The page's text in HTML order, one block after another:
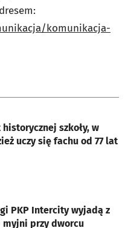
komunikacja-
szkoły, w
uczy się fachu od 77 lat
PKP Intercity wyjadą z
przy dworcu